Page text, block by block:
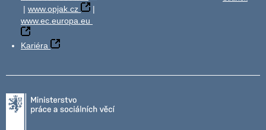
| www.opjak.cz
|
www.ec.europa.eu
Kariéra